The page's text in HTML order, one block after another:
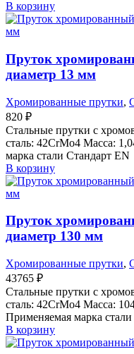
В корзину
Пруток
диаметр 13 мм
Хромированные прутки,
820 ₽
Стальные прутки с
сталь: 42CrMo4 Масса:
марка стали Стандарт EN
В корзину
Пруток
диаметр 130 мм
Хромированные прутки,
43765 ₽
Стальные прутки с
сталь: 42CrMo4 Масса:
Применяемая марка
В корзину